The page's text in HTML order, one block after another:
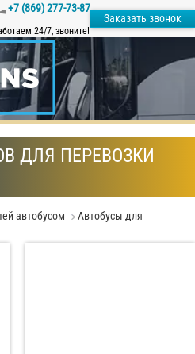
+7 (869) 277-73-87
24/7, звоните!
Заказать звонок
ДЛЯ ПЕРЕВОЗКИ
автобусом
Автобусы для